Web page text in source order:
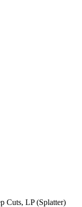
Cuts, LP (Splatter)